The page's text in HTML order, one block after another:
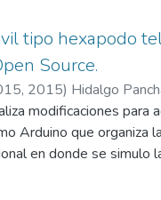
nuevos y en otros
de este trabajo se
de
como son observación
puertas para el
tipo hexapodo
Source.
, 2015) Hidalgo
modificaciones para
Arduino que organiza
en donde se simulo
teóricas que